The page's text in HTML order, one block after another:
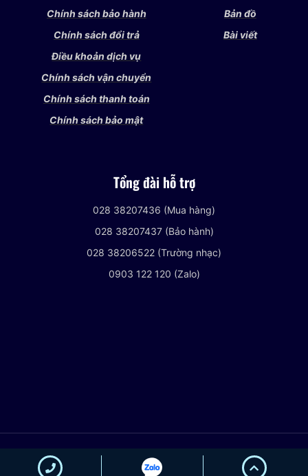
Chính sách bảo hành
Chính sách đổi trả
Điều khoản dịch vụ
Chính sách vận chuyển
Chính sách thanh toán
Chính sách bảo mật
Bản đồ
Bài viết
Tổng đài hỗ trợ
028 38207436 (Mua hàng)
028 38207437 (Bảo hành)
028 38206522 (Trường nhạc)
0903 122 120 (Zalo)
© 2021 VIETNHACCENTER